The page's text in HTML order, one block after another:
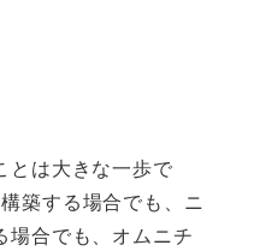
とは大きな一歩で
築する場合でも、ニ
場合でも、オムニチ